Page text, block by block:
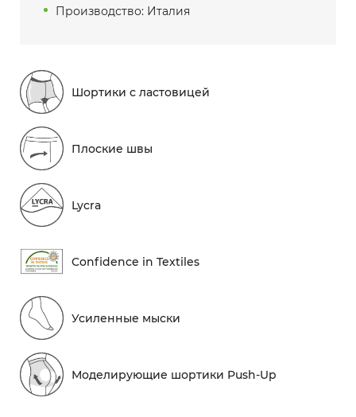
Производство: Италия
Шортики с ластовицей
Плоские швы
Lycra
Conf​idence in Textiles
Усиленные мыски
Моделирующие шортики Push-Up